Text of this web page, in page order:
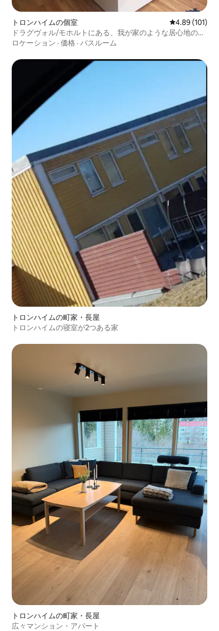
トロンハイムの個室 レビュー101
4.89 (101)
ドラグヴォル/モホルトにある、我が家のような居心地のお
部屋
ロケーション · 価格 · バスルーム
トロンハイムの町家・長屋
トロンハイムの寝室が2つある家
トロンハイムの町家・長屋
広々マンション・アパート